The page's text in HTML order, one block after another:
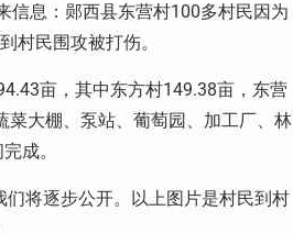
信息：郧西县东营村100多村民因为
村民围攻被打伤。
亩，其中东方村149.38亩，东营
大棚、泵站、葡萄园、加工厂、林
成。
将逐步公开。以上图片是村民到村